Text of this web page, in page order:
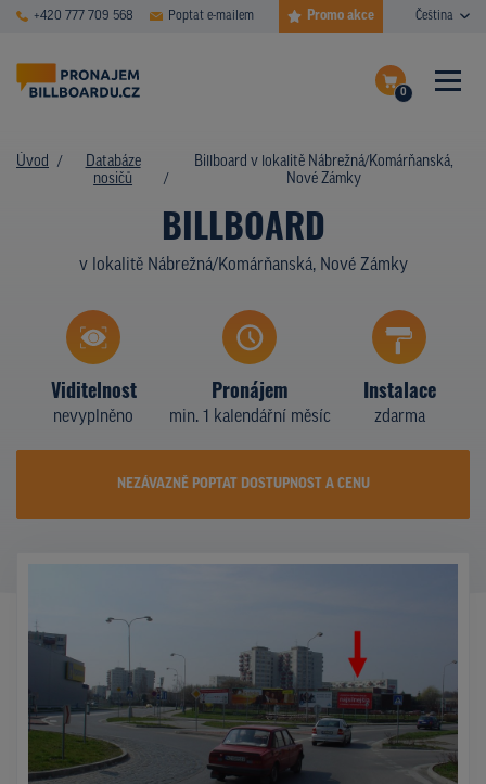
+420 777 709 568 Poptat e-mailem Promo akce Čeština
0
Dokončit poptávku
ČASTÉ DOTAZY
PLOCHY V AKCI
TYPY NOSIČŮ
Z PRAXE
PROMO AKCE
Úvod
Databáze
nosičů
Billboard v lokalitě Nábrežná/Komárňanská,
Nové Zámky
BILLBOARD
v lokalitě Nábrežná/Komárňanská, Nové Zámky
Viditelnost
nevyplněno
Pronájem
min. 1 kalendářní měsíc
Instalace
zdarma
NEZÁVAZNĚ POPTAT DOSTUPNOST A CENU